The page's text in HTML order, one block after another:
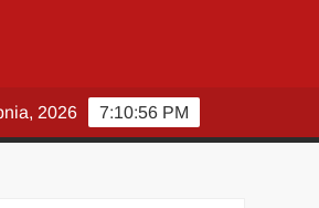
7:10:57 PM
2026